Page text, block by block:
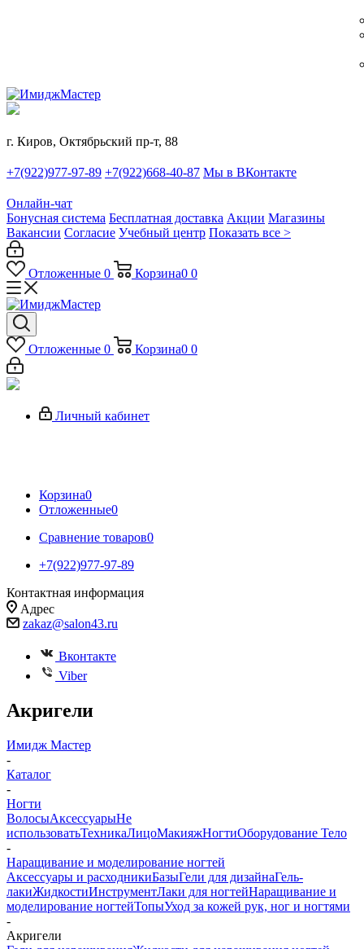
г. Киров, Октябрьский пр-т, 88
+7(922)977-97-89 +7(922)668-40-87 Мы в ВКонтакте
Онлайн-чат
Бонусная система Бесплатная доставка Акции Магазины
Вакансии Согласие Учебный центр Показать все >
Отложенные 0 Корзина0 0
Отложенные 0 Корзина0 0
Личный кабинет
Корзина0
Отложенные0
Сравнение товаров0
+7(922)977-97-89
Контактная информация
Адрес
zakaz@salon43.ru
Вконтакте
Viber
Акригели
Имидж Мастер
-
Каталог
-
Ногти
ВолосыАксессуарыНе
использоватьТехникаЛицоМакияжНогтиОборудование Тело
-
Наращивание и моделирование ногтей
Аксессуары и расходникиБазыГели для дизайнаГель-
лакиЖидкостиИнструментЛаки для ногтейНаращивание и
моделирование ногтейТопыУход за кожей рук, ног и ногтями
-
Акригели